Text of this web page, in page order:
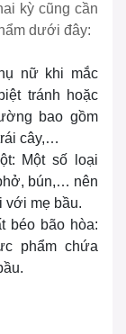
kỳ cũng cần
dưới đây:
nữ khi mắc
tránh hoặc
bao gồm
cây,…
Một số loại
bún,… nên
với mẹ bầu.
béo bão hòa:
phẩm chứa